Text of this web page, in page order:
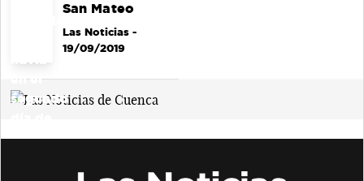
San Mateo
Las Noticias-
19/09/2019